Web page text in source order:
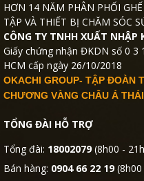
HƠN 14 NĂM PHÂN PHỐI
TẬP VÀ THIẾT BỊ CHĂM SÓC
CÔNG TY TNHH XUẤT NHẬP
Giấy chứng nhận ĐKDN số 0
HCM cấp ngày 26/10/2018
OKACHI GROUP- TẬP ĐOÀN
CHƯƠNG VÀNG CHÂU Á
TỔNG ĐÀI HỖ TRỢ
Tổng đài: 18002079(8h00 -
Bán hàng: 0904 66 22 19(8h00